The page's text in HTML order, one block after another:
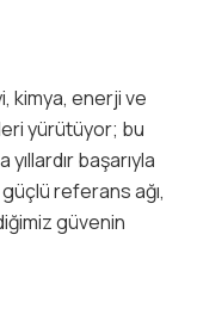
kimya, enerji ve
yürütüyor; bu
başarıyla
referans ağı,
güvenin